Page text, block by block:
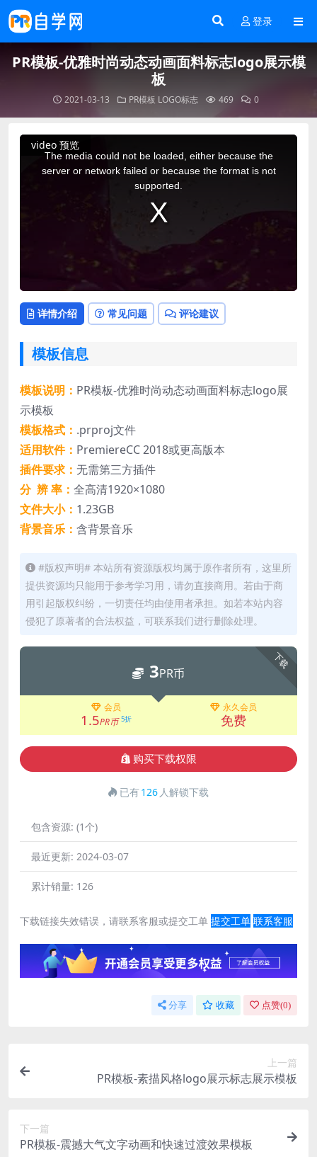
登录
PR模板-优雅时尚动态动画面料标志logo展示模
板
2021-03-13 PR模板 LOGO标志 469 0
video 预览
This
The media could not be loaded, either because the
server or network failed or because the format is not
supported.
详情介绍 常见问题 评论建议
模板信息
模板说明： PR模板-优雅时尚动态动画面料标志logo展
示模板
模板格式： .prproj文件
适用软件： PremiereCC 2018或更高版本
插件要求： 无需第三方插件
分 辨 率： 全高清1920×1080
文件大小： 1.23GB
背景音乐： 含背景音乐
#版权声明# 本站所有资源版权均属于原作者所有，这里所
提供资源均只能用于参考学习用，请勿直接商用。若由于商
用引起版权纠纷，一切责任均由使用者承担。如若本站内容
侵犯了原著者的合法权益，可联系我们进行删除处理。
下载
3PR币
会员
1.5PR币 5折
永久会员
免费
购买下载权限
已有126 人解锁下载
包含资源: (1个)
最近更新: 2024-03-07
累计销量: 126
下载链接失效错误，请联系客服或提交工单 提交工单 联系客服
分享 收藏 点赞(0)
上一篇
PR模板-素描风格logo展示标志展示模板
下一篇
PR模板-震撼大气文字动画和快速过渡效果模板